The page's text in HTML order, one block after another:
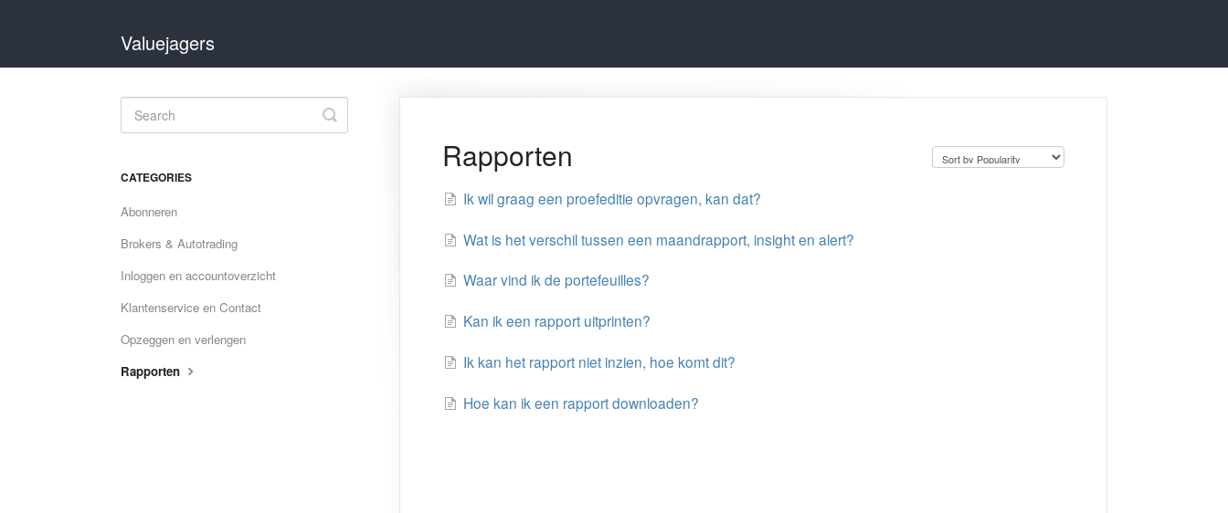
Valuejagers
Rapporten
Ik wil graag een proefeditie opvragen, kan dat?
Wat is het verschil tussen een maandrapport, insight en alert?
Waar vind ik de portefeuilles?
Kan ik een rapport uitprinten?
Ik kan het rapport niet inzien, hoe komt dit?
Hoe kan ik een rapport downloaden?
Toggle
Search
CATEGORIES
Abonneren
Brokers & Autotrading
Inloggen en accountoverzicht
Klantenservice en Contact
Opzeggen en verlengen
Rapporten